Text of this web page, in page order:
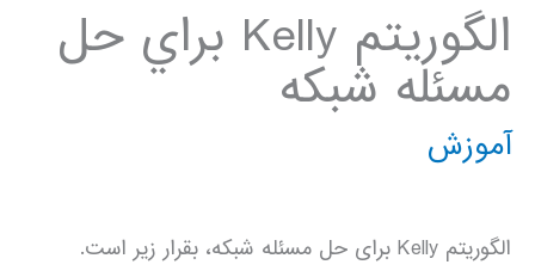
الگوريتم Kelly براي حل
مسئله شبكه
آموزش
الگوريتم Kelly برای حل مسئله شبکه، بقرار زير است.